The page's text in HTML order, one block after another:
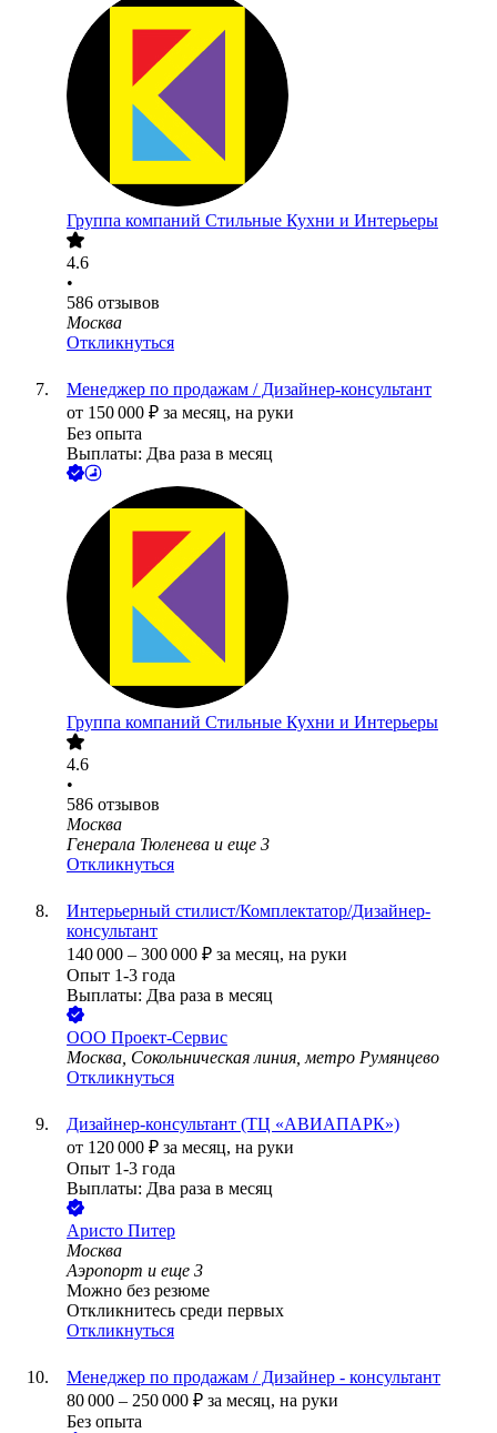
Группа компаний Стильные Кухни и Интерьеры
4.6
•
586 отзывов
Москва
Откликнуться
Менеджер по продажам / Дизайнер-консультант
от 150 000 ₽ за месяц, на руки
Без опыта
Выплаты: Два раза в месяц
Группа компаний Стильные Кухни и Интерьеры
4.6
•
586 отзывов
Москва
Генерала Тюленева и еще 3
Откликнуться
Интерьерный стилист/Комплектатор/Дизайнер-
консультант
140 000 – 300 000 ₽ за месяц, на руки
Опыт 1-3 года
Выплаты: Два раза в месяц
ООО Проект-Сервис
Москва, Сокольническая линия, метро Румянцево
Откликнуться
Дизайнер-консультант (ТЦ «АВИАПАРК»)
от 120 000 ₽ за месяц, на руки
Опыт 1-3 года
Выплаты: Два раза в месяц
Аристо Питер
Москва
Аэропорт и еще 3
Можно без резюме
Откликнитесь среди первых
Откликнуться
Менеджер по продажам / Дизайнер - консультант
80 000 – 250 000 ₽ за месяц, на руки
Без опыта